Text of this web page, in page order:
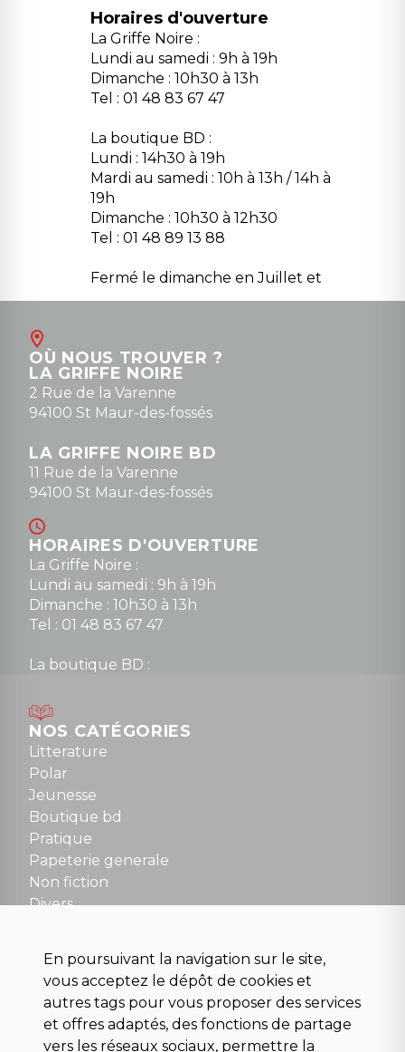
Horaires d'ouverture
La Griffe Noire :
Lundi au samedi : 9h à 19h
Dimanche : 10h30 à 13h
Tel : 01 48 83 67 47
La boutique BD :
Lundi : 14h30 à 19h
Mardi au samedi : 10h à 13h / 14h à
19h
Dimanche : 10h30 à 12h30
Tel : 01 48 89 13 88
Fermé le dimanche en Juillet et
Août
contact@la-griffe-noire.com
0148836747
OÙ NOUS TROUVER ?
LA GRIFFE NOIRE
2 Rue de la Varenne
94100 St Maur-des-fossés
LA GRIFFE NOIRE BD
11 Rue de la Varenne
94100 St Maur-des-fossés
HORAIRES D'OUVERTURE
La Griffe Noire :
Lundi au samedi : 9h à 19h
Dimanche : 10h30 à 13h
Tel : 01 48 83 67 47
La boutique BD :
Mardi au samedi : 10h à 13h / 14h à 19h
Dimanche : 10h30 à 12h30
Tel : 01 48 89 13 88
NOUS CONTACTER
contact@la-griffe-noire.com
NOS CATÉGORIES
Litterature
Polar
Jeunesse
Boutique bd
Pratique
Papeterie generale
Non fiction
Divers
Para scolaire
Histoire
Pochoteque
Pleiade
En poursuivant la navigation sur le site,
vous acceptez le dépôt de cookies et
autres tags pour vous proposer des services
et offres adaptés, des fonctions de partage
vers les réseaux sociaux, permettre la